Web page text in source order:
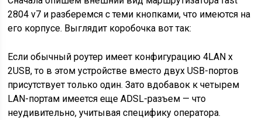
2804 v7 и разберемся с теми кнопками, что имеются на
его корпусе. Выглядит коробочка вот так:
Если обычный роутер имеет конфигурацию 4LAN x
2USB, то в этом устройстве вместо двух USB-портов
присутствует только один. Зато вдобавок к четырем
LAN-портам имеется еще ADSL-разъем — что
неудивительно, учитывая специфику оператора.